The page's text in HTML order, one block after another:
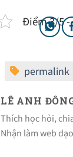
Điểm 3/5 -
LÊ ANH
Thích học hỏi,
Nhận làm web